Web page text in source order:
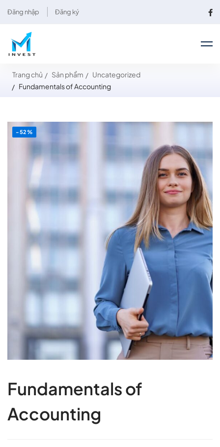
Đăng nhập Đăng ký
Trang chủ Sản phẩm
Uncategorized
Fundamentals of Accounting
-52%
Fundamentals of
Accounting